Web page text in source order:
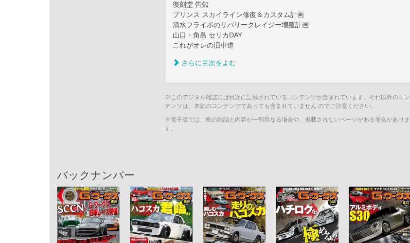
復刻堂 告知
プリンス スカイライン修復＆カスタム計画
清水フライボのリバリークレイジー増殖計画
山口・角島 セリカDAY
これがオレの旧車道
さらに目次をよむ
※このデジタル雑誌には目次に記載されているコンテンツが含まれています。それ以外のコン
テンツは、本誌のコンテンツであっても含まれていません のでご注意ください。
※電子版では、紙の雑誌と内容が一部異なる場合や、掲載されないページがある場合がありま
す。
バックナンバー